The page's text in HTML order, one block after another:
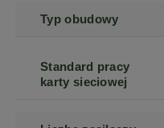
Typ obudowy
Standard pracy
karty sieciowej